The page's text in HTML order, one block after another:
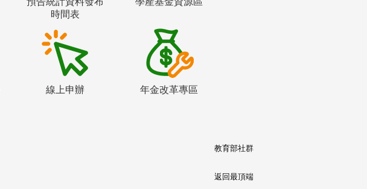
時間表
線上申辦 年金改革專區
教育部社群
返回最頂端